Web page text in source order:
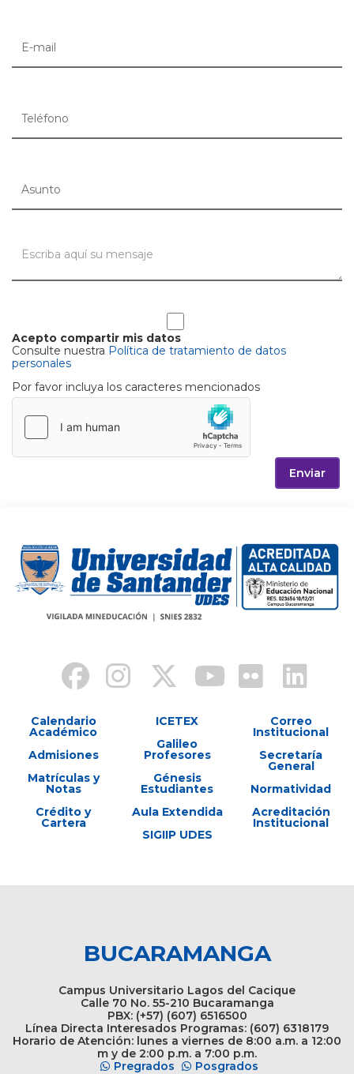
Acepto compartir mis datos
Consulte nuestra Política de tratamiento de datos
personales
Por favor incluya los caracteres mencionados
Enviar
Calendario
Académico
Admisiones
Matrículas y
Notas
Crédito y
Cartera
ICETEX
Galileo
Profesores
Génesis
Estudiantes
Aula Extendida
SIGIIP UDES
Correo
Institucional
Secretaría
General
Normatividad
Acreditación
Institucional
BUCARAMANGA
Campus Universitario Lagos del Cacique
Calle 70 No. 55-210 Bucaramanga
PBX: (+57) (607) 6516500
Línea Directa Interesados Programas: (607) 6318179
Horario de Atención: lunes a viernes de 8:00 a.m. a 12:00
m y de 2:00 p.m. a 7:00 p.m.
Pregrados
Posgrados